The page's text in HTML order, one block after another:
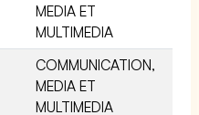
MEDIA ET
MULTIMEDIA
COMMUNICATION,
MEDIA ET
MULTIMEDIA